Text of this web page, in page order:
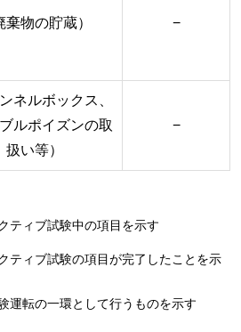
棄物の貯蔵） −
ネルボックス、
ルポイズンの取
扱い等）
−
ティブ試験中の項目を示す
ティブ試験の項目が完了したことを示
運転の一環として行うものを示す